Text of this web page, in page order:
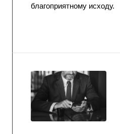
благоприятному исходу.